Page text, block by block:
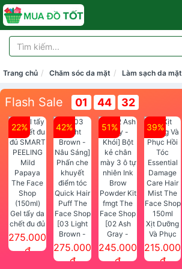
Trang chủ Chăm sóc da mặt Làm sạch da mặt
Flash Sale 01 44 32
22%
Gel tẩy da
chết đu đủ
SMART
PEELING
275.000
đ
42%
[03 Light
Brown -
Nâu Sáng]
Phấn che
275.000
đ
51%
[02 Ash
Gray -
Khói] Bột
kẻ chân
245.000
đ
39%
Xịt Dưỡng
Và Phục
Hồi Tóc
Essential
215.000
đ